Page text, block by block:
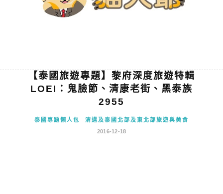
【泰國旅遊專題】黎府深度旅遊特輯
LOEI：鬼臉節、清康老街、黑泰族
2955
泰國專題懶人包
清邁及泰國北部及東北部旅遊與美食
2016-12-18